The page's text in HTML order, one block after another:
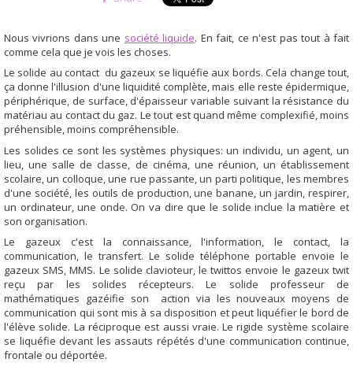
Nous vivrions dans une société liquide. En fait, ce n'est pas tout à fait
comme cela que je vois les choses.
Le solide au contact du gazeux se liquéfie aux bords. Cela change tout,
ça donne l'illusion d'une liquidité complète, mais elle reste épidermique,
périphérique, de surface, d'épaisseur variable suivant la résistance du
matériau au contact du gaz. Le tout est quand même complexifié, moins
préhensible, moins compréhensible.
Les solides ce sont les systèmes physiques: un individu, un agent, un
lieu, une salle de classe, de cinéma, une réunion, un établissement
scolaire, un colloque, une rue passante, un parti politique, les membres
d'une société, les outils de production, une banane, un jardin, respirer,
un ordinateur, une onde. On va dire que le solide inclue la matière et
son organisation.
Le gazeux c'est la connaissance, l'information, le contact, la
communication, le transfert. Le solide téléphone portable envoie le
gazeux SMS, MMS. Le solide clavioteur, le twittos envoie le gazeux twit
reçu par les solides récepteurs. Le solide professeur de
mathématiques gazéifie son action via les nouveaux moyens de
communication qui sont mis à sa disposition et peut liquéfier le bord de
l'élève solide. La réciproque est aussi vraie. Le rigide système scolaire
se liquéfie devant les assauts répétés d'une communication continue,
frontale ou déportée.